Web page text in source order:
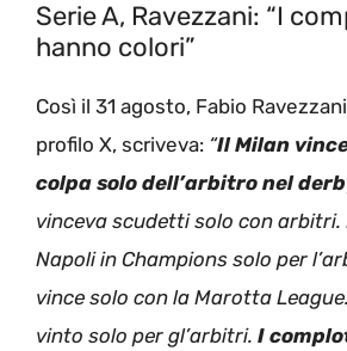
Serie A, Ravezzani: “I
hanno colori”
Così il 31 agosto, Fabio
profilo X, scriveva: “Il Milan
colpa solo dell’arbitro nel
vinceva scudetti solo con arbitri.
Napoli in Champions solo per
vince solo con la Marotta
vinto solo per gl’arbitri. I